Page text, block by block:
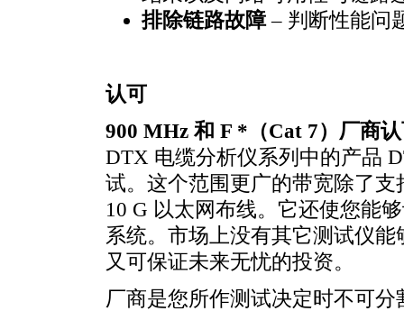
排除链路故障– 判断性能问
认可
900 MHz 和 F * （Cat 7）厂商
DTX 电缆分析仪系列中的产品
试。这个范围更广的带宽除了支
10 G 以太网布线。它还使您能
系统。市场上没有其它测试仪
又可保证未来无忧的投资。
厂商是您所作测试决定时不可分